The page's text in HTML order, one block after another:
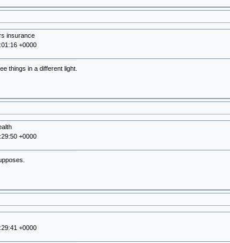
insurance
+0000
things in a different light.
+0000
+0000